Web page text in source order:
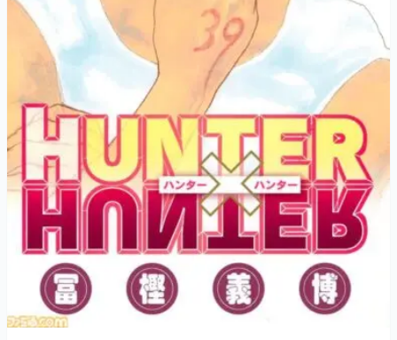
カテゴリ
特集記事
マンガ
女性向け
アプリレビュー
その他
電ファミニコゲーマーとは？
運営：株式会社マレ